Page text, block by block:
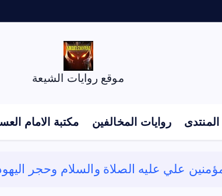
موقع روايات الشيعة
المنتدى روايات المخالفين مكتبة الامام
علي عليه الصلاة والسلام وحجر اليهود